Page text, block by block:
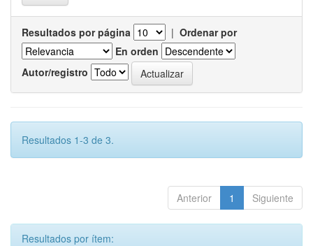
Resultados por página | Ordenar por
En orden
Autor/registro
Resultados 1-3 de 3.
Anterior 1 Siguiente
Resultados por ítem: